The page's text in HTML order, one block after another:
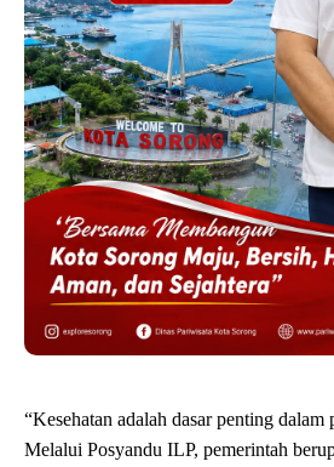
“Kesehatan adalah dasar penting dalam
Melalui Posyandu ILP, pemerintah